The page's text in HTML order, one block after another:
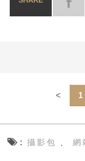
1
攝影包 、網